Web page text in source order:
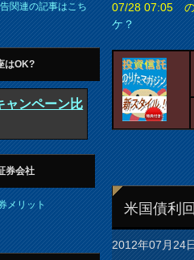
07/28 07:05 の
ケ？
米国債利
2012年07月24
関連の記事はこち
はOK?
ャンペーン比
券会社
メリット